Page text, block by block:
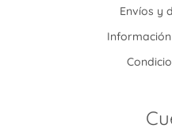
Envíos y